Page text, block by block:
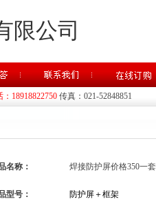
限公司
18918822750传真：021-52848851
名称： 焊接防护屏价格350一套
型号： 防护屏＋框架